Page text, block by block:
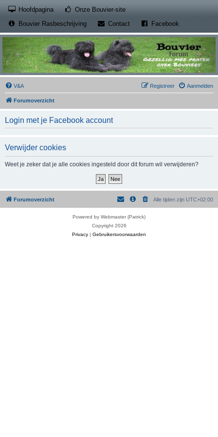
Hoofdpagina Onze Bouvier-site(Opens a new tab)
Bouvier Rasbeschrijving
Contact(Opens a new tab)
Facebook
V&A Aanmelden
Registreer
Forumoverzicht
Login met je Facebook account
Verwijder cookies
Weet je zeker dat je alle cookies ingesteld door dit forum wil verwijderen?
Forumoverzicht Alle tijden zijn UTC+02:00
Powered by Webmaster (Patrick)
Copyright 2026
Privacy | Gebruikersvoorwaarden